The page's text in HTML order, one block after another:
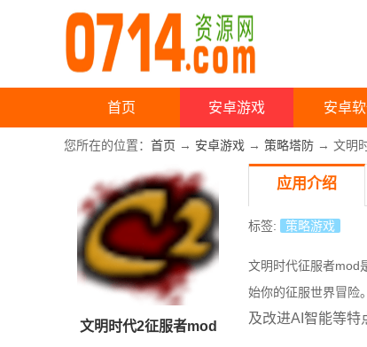
首页 安卓游戏 安卓
您所在的位置： 首页 → 安卓游戏 → 策略塔防 → 文明
文明时代2征服者mod
应用介绍
标签: 策略游戏
文明时代征服者mod
始你的征服世界冒险
及改进AI智能等特